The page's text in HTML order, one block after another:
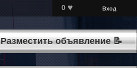
0 ♥ Вход
Разместить объявление 📝